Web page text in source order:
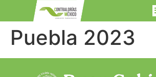
Puebla 2023